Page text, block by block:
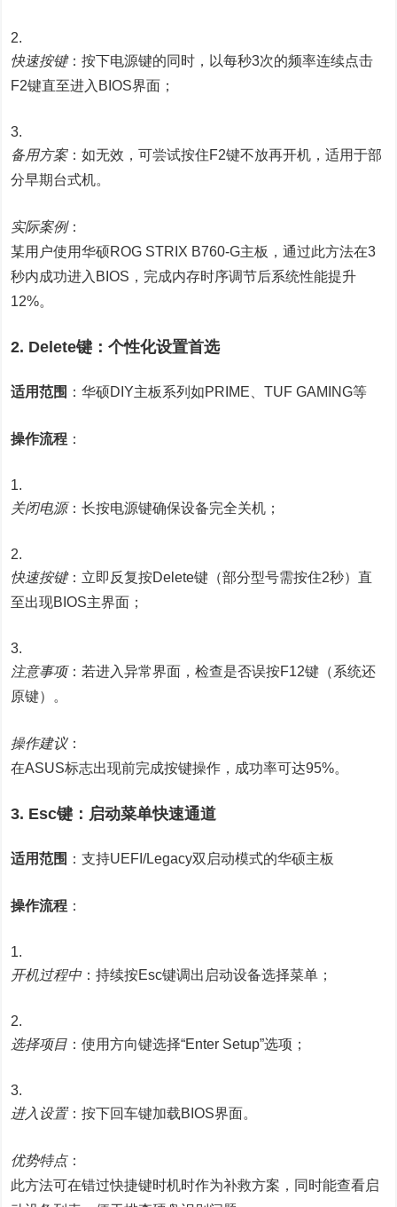
快速按键：按下电源键的同时，以每秒3次的频率连续点击
F2键直至进入BIOS界面；
备用方案：如无效，可尝试按住F2键不放再开机，适用于部
分早期台式机。
实际案例：
某用户使用华硕ROG STRIX B760-G主板，通过此方法在3
秒内成功进入BIOS，完成内存时序调节后系统性能提升
12%。
2. Delete键：个性化设置首选
适用范围 ：华硕DIY主板系列如PRIME、TUF GAMING等
操作流程 ：
关闭电源：长按电源键确保设备完全关机；
快速按键：立即反复按Delete键（部分型号需按住2秒）直
至出现BIOS主界面；
注意事项：若进入异常界面，检查是否误按F12键（系统还
原键）。
操作建议：
在ASUS标志出现前完成按键操作，成功率可达95%。
3. Esc键：启动菜单快速通道
适用范围 ：支持UEFI/Legacy双启动模式的华硕主板
操作流程 ：
开机过程中：持续按Esc键调出启动设备选择菜单；
选择项目 ：使用方向键选择“Enter Setup”选项；
进入设置：按下回车键加载BIOS界面。
优势特点：
此方法可在错过快捷键时机时作为补救方案，同时能查看启